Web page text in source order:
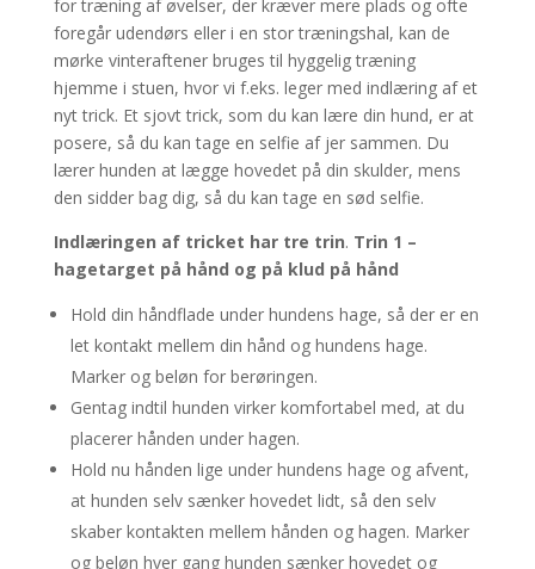
for træning af øvelser, der kræver mere plads og ofte
foregår udendørs eller i en stor træningshal, kan de
mørke vinteraftener bruges til hyggelig træning
hjemme i stuen, hvor vi f.eks. leger med indlæring af et
nyt trick. Et sjovt trick, som du kan lære din hund, er at
posere, så du kan tage en selfie af jer sammen. Du
lærer hunden at lægge hovedet på din skulder, mens
den sidder bag dig, så du kan tage en sød selfie.
Indlæringen af tricket har tre trin. Trin 1 –
hagetarget på hånd og på klud på hånd
Hold din håndflade under hundens hage, så der er en
let kontakt mellem din hånd og hundens hage.
Marker og beløn for berøringen.
Gentag indtil hunden virker komfortabel med, at du
placerer hånden under hagen.
Hold nu hånden lige under hundens hage og afvent,
at hunden selv sænker hovedet lidt, så den selv
skaber kontakten mellem hånden og hagen. Marker
og beløn hver gang hunden sænker hovedet og